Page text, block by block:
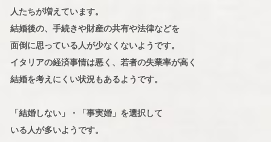
人たちが増えています。
結婚後の、手続きや財産の共有や法律などを
面倒に思っている人が少なくないようです。
イタリアの経済事情は悪く、若者の失業率が高く
結婚を考えにくい状況もあるようです。
「結婚しない」・「事実婚」を選択して
いる人が多いようです。